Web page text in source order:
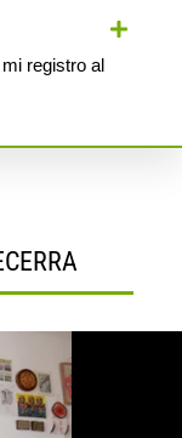
registro al